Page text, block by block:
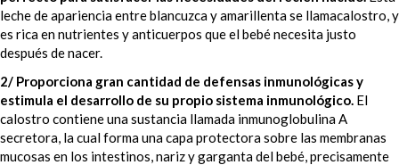
leche de apariencia entre blancuzca y amarillenta se llamacalostro, y
es rica en nutrientes y anticuerpos que el bebé necesita justo
después de nacer.
2/ Proporciona gran cantidad de defensas inmunológicas y
estimula el desarrollo de su propio sistema inmunológico. El
calostro contiene una sustancia llamada inmunoglobulina A
secretora, la cual forma una capa protectora sobre las membranas
mucosas en los intestinos, nariz y garganta del bebé, precisamente